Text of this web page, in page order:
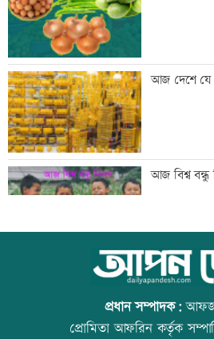
শুক্রবার
বন্ধ
সাতসকালে
আজ দেশে
আজ দেশে যে
আজ বিশ্ব বন্ধু
স্কুল ছাত্রীকে
প্রধান সম্পাদক:
প্রোমিতা আফরিন কর্তৃক